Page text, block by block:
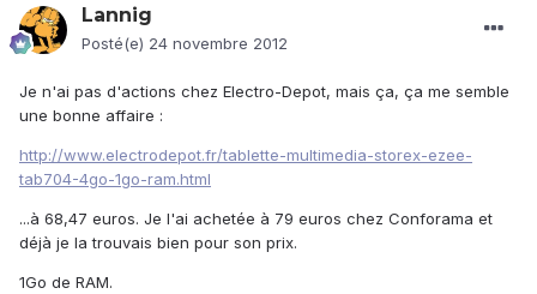
Lannig
Posté(e) 24 novembre 2012
Je n'ai pas d'actions chez Electro-Depot, mais ça, ça me semble
une bonne affaire :
http://www.electrodepot.fr/tablette-multimedia-storex-ezee-
tab704-4go-1go-ram.html
...à 68,47 euros. Je l'ai achetée à 79 euros chez Conforama et
déjà je la trouvais bien pour son prix.
1Go de RAM.